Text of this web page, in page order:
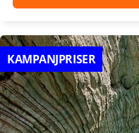
KAMPANJPRISER